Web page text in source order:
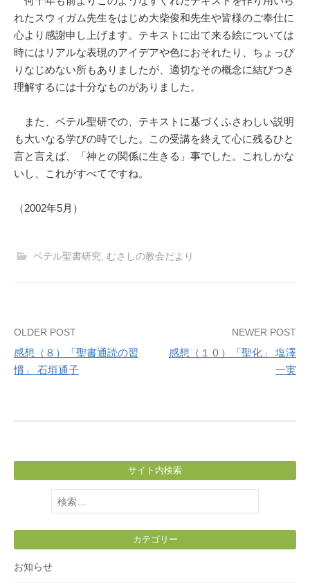
れたスウィガム先生をはじめ大柴俊和先生や皆様のご奉仕に
心より感謝申し上げます。テキストに出て来る絵については
時にはリアルな表現のアイデアや色におそれたり、ちょっぴ
りなじめない所もありましたが、適切なその概念に結びつき
理解するには十分なものがありました。
また、ベテル聖研での、テキストに基づくふさわしい説明
も大いなる学びの時でした。この受講を終えて心に残るひと
言と言えば、「神との関係に生きる」事でした。これしかな
いし、これがすべてですね。
（2002年5月）
ベテル聖書研究, むさしの教会だより
Post
navigation
OLDER POST
感想（８）「聖書通読の習
慣」 石垣通子
NEWER POST
感想（１０）「聖化」 塩澤
一実
サイト内検索
検
索:
カテゴリー
お知らせ